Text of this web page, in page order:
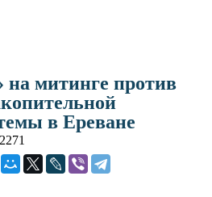
на митинге против
в Ереване